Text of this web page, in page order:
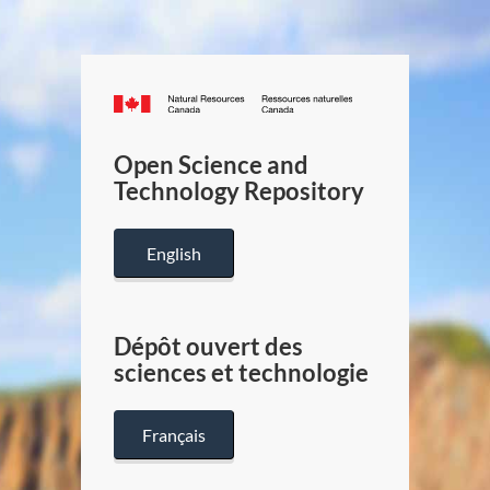
Canada.ca
/
Canada
Open Science and
Technology Repository
English
Dépôt ouvert des
sciences et technologie
Français